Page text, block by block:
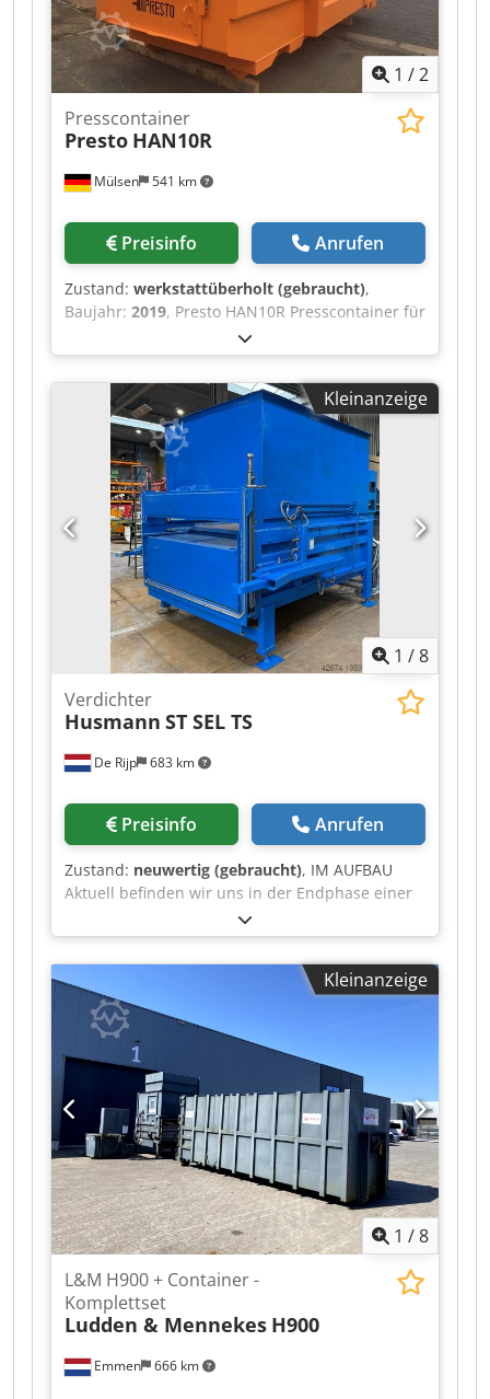
1 /2
Mülsen 541 km
Presscontainer
Presto HAN10R
Preisinfo Anrufen
Zustand: werkstattüberholt (gebraucht),
Baujahr: 2019, Presto HAN10R Presscontainer für
Absetzkipper 10cbm Nutzvolumen
Entleerungstür oben angeschlagen zweigeteilter
Deckel über Einfüllöffnung links/rechts öffnend
Dsdpfxew Uqnge Alaekr Vorbereitung für
Rampenbedienung Maschinen werden
instandgesetzt, gewartet, geprüft und
überlackiert in Standard-RAL verkauft. Bilder
sind Referenzbilder von uns gefertigter
Maschinen des gleichen Typs Gern erstellen wir
ein Angebot inkl. Anlieferung.
Kleinanzeige
1 /8
De Rijp 683 km
Verdichter
Husmann ST SEL TS
Preisinfo Anrufen
Zustand: neuwertig (gebraucht), IM AUFBAU
Aktuell befinden wir uns in der Endphase einer
vollständigen Überholung einer
vollautomatischen stationären Presse. Diese
stationäre Presse wird mit 2 Vorsatzcontainern à
30 m³ mit Seitentür geliefert. Baujahr: RV 2025
Von uns durchgeführte Überholungsarbeiten: -
Neuer Boden - Neue Seitenwand - Neue
Führungsblöcke sowie Führungsplatten -
Überholter Pressblock - Zylinder mit neuen
Manschetten - Neue Gabelbolzen - Neuer
Rücklauffilter - Neue Hydraulikschläuche - Öl
gewechselt Dkjdpfx Alew Uc T Usaor
Kleinanzeige
1 /8
Emmen 666 km
L&M H900 + Container -
Komplettset
Ludden & Mennekes H900